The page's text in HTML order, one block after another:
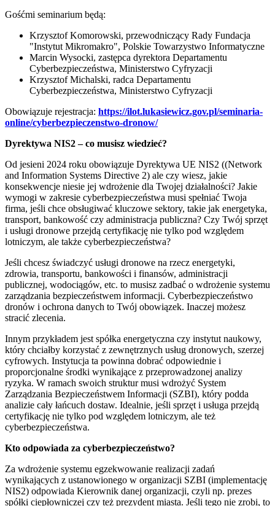
Gośćmi seminarium będą:
Krzysztof Komorowski, przewodniczący Rady Fundacja
"Instytut Mikromakro", Polskie Towarzystwo Informatyczne
Marcin Wysocki, zastępca dyrektora Departamentu
Cyberbezpieczeństwa, Ministerstwo Cyfryzacji
Krzysztof Michalski, radca Departamentu
Cyberbezpieczeństwa, Ministerstwo Cyfryzacji
Obowiązuje rejestracja: https://ilot.lukasiewicz.gov.pl/seminaria-
online/cyberbezpieczenstwo-dronow/
Dyrektywa NIS2 – co musisz wiedzieć?
Od jesieni 2024 roku obowiązuje Dyrektywa UE NIS2 ((Network
and Information Systems Directive 2) ale czy wiesz, jakie
konsekwencje niesie jej wdrożenie dla Twojej działalności? Jakie
wymogi w zakresie cyberbezpieczeństwa musi spełniać Twoja
firma, jeśli chce obsługiwać kluczowe sektory, takie jak energetyka,
transport, bankowość czy administracja publiczna? Czy Twój sprzęt
i usługi dronowe przejdą certyfikację nie tylko pod względem
lotniczym, ale także cyberbezpieczeństwa?
Jeśli chcesz świadczyć usługi dronowe na rzecz energetyki,
zdrowia, transportu, bankowości i finansów, administracji
publicznej, wodociągów, etc. to musisz zadbać o wdrożenie systemu
zarządzania bezpieczeństwem informacji. Cyberbezpieczeństwo
dronów i ochrona danych to Twój obowiązek. Inaczej możesz
stracić zlecenia.
Innym przykładem jest spółka energetyczna czy instytut naukowy,
który chciałby korzystać z zewnętrznych usług dronowych, szerzej
cyfrowych. Instytucja ta powinna dobrać odpowiednie i
proporcjonalne środki wynikające z przeprowadzonej analizy
ryzyka. W ramach swoich struktur musi wdrożyć System
Zarządzania Bezpieczeństwem Informacji (SZBI), który podda
analizie cały łańcuch dostaw. Idealnie, jeśli sprzęt i usługa przejdą
certyfikację nie tylko pod względem lotniczym, ale też
cyberbezpieczeństwa.
Kto odpowiada za cyberbezpieczeństwo?
Za wdrożenie systemu egzekwowanie realizacji zadań
wynikających z ustanowionego w organizacji SZBI (implementację
NIS2) odpowiada Kierownik danej organizacji, czyli np. prezes
spółki ciepłowniczej czy też prezydent miasta. Jeśli tego nie zrobi, to